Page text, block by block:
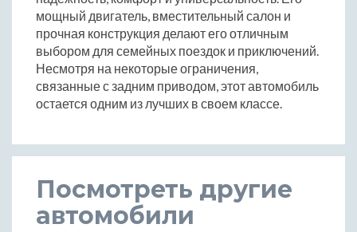
мощный двигатель, вместительный салон и
прочная конструкция делают его отличным
выбором для семейных поездок и приключений.
Несмотря на некоторые ограничения,
связанные с задним приводом, этот автомобиль
остается одним из лучших в своем классе.
Посмотреть другие
автомобили